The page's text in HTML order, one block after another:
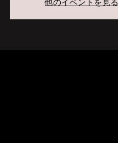
他のイベントを見る